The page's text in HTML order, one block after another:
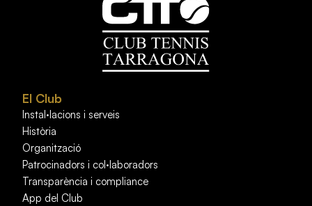
El Club
Instal·lacions i serveis
Història
Organització
Patrocinadors i col·laboradors
Transparència i compliance
App del Club